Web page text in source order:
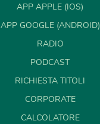
APP APPLE (IOS)
APP GOOGLE (ANDROID)
RADIO
PODCAST
RICHIESTA TITOLI
CORPORATE
CALCOLATORE